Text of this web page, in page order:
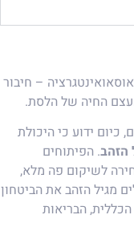
– חיבור
העצם החיה של הלסת.
כיום ידוע כי היכולת
הזהב. הפיתוחים
לשיקום פה מלא,
מגיל הזהב את הביטחון
הבריאות